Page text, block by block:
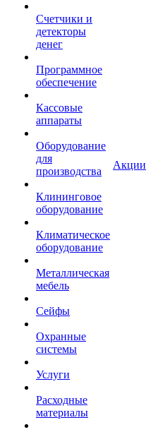
Счетчики и
детекторы
денег
Программное
обеспечение
Кассовые
аппараты
Оборудование
для
производства
Клининговое
оборудование
Климатическое
оборудование
Металлическая
мебель
Сейфы
Охранные
системы
Услуги
Расходные
материалы
Акции